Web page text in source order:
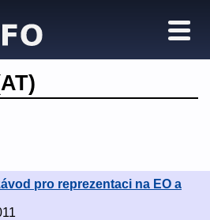
pro reprezentaci na EO a